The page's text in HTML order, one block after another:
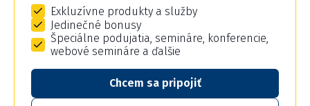
Exkluzívne produkty a služby
Jedinečné bonusy
Špeciálne podujatia, semináre, konferencie,
webové semináre a ďalšie
Chcem sa pripojiť